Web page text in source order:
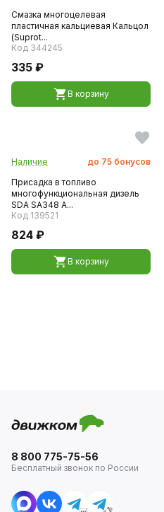
Смазка многоцелевая
пластичная кальциевая Кальцол
(Suprot...
Код 344245
335 ₽
В корзину
Наличие до 75 бонусов
Присадка в топливо
многофункциональная дизель
SDA SA348 A...
Код 139521
824 ₽
В корзину
8 800 775-75-56
Бесплатный звонок по России